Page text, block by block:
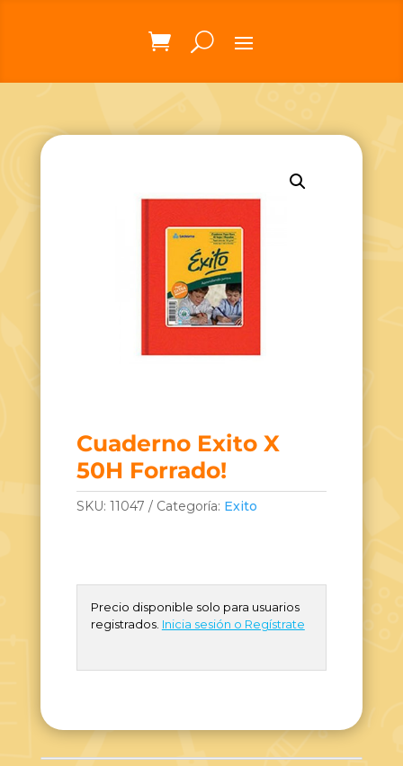
Cuaderno Exito X
50H Forrado!
SKU: 11047 Categoría: Exito
Precio disponible solo para usuarios
registrados. Inicia sesión o Regístrate